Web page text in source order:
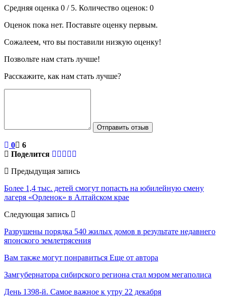
Средняя оценка 0 / 5. Количество оценок: 0
Оценок пока нет. Поставьте оценку первым.
Сожалеем, что вы поставили низкую оценку!
Позвольте нам стать лучше!
Расскажите, как нам стать лучше?
Отправить отзыв
0
6
Поделится
Предыдущая запись
Более 1,4 тыс. детей смогут попасть на юбилейную смену
лагеря «Орленок» в Алтайском крае
Следующая запись
Разрушены порядка 540 жилых домов в результате недавнего
японского землетрясения
Вам также могут понравиться Еще от автора
Замгубернатора сибирского региона стал мэром мегаполиса
День 1398-й. Самое важное к утру 22 декабря